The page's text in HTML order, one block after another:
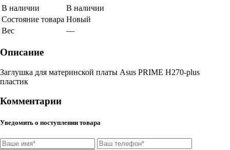
В наличии
В наличии
Состояние товара Новый
Вес
—
Описание
Заглушка для материнской платы Asus PRIME H270-plus
пластик
Комментарии
Уведомить о поступлении товара